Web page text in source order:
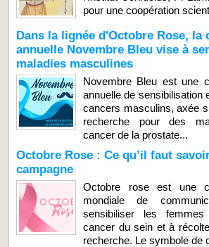
pour une coopération
Dans la lignée d'Octobre Rose, la
annuelle Novembre Bleu vise à
maladies masculines
Novembre Bleu est une
annuelle de sensibilisation
cancers masculins, axée
recherche pour des
cancer de la prostate...
Octobre Rose : Ce qu’il faut
campagne
Octobre rose est une
mondiale de
sensibiliser les
cancer du sein et à
recherche. Le symbole de